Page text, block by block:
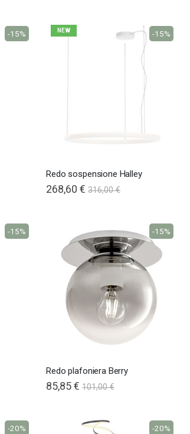
-15% NEW
Redo sospensione Halley
268,60 € 316,00 €
-15%
-15%
Redo plafoniera Berry
85,85 € 101,00 €
-15%
-20% -20%